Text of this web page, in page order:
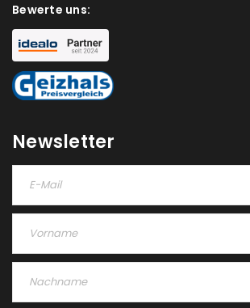
akzeptiere die
REGISTRIEREN
Bewerte uns:
Newsletter